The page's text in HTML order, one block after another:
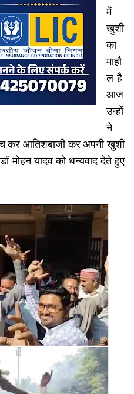
में
खुशी
का
माहौ
ल है
आज
उन्हों
ने
कर आतिशबाजी कर अपनी खुशी
मोहन यादव को धन्यवाद देते हुए